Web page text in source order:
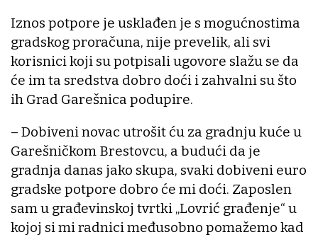
Iznos potpore je usklađen je s mogućnostima
gradskog proračuna, nije prevelik, ali svi
korisnici koji su potpisali ugovore slažu se da
će im ta sredstva dobro doći i zahvalni su što
ih Grad Garešnica podupire.
– Dobiveni novac utrošit ću za gradnju kuće u
Garešničkom Brestovcu, a budući da je
gradnja danas jako skupa, svaki dobiveni euro
gradske potpore dobro će mi doći. Zaposlen
sam u građevinskoj tvrtki „Lovrić građenje“ u
kojoj si mi radnici međusobno pomažemo kad